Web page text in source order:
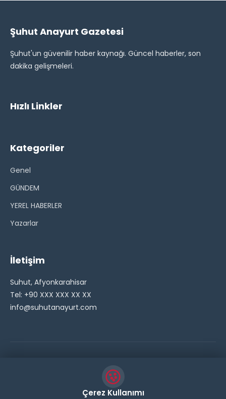
Şuhut Anayurt Gazetesi
Şuhut'un güvenilir haber kaynağı. Güncel haberler, son
dakika gelişmeleri.
Hızlı Linkler
Kategoriler
Genel
GÜNDEM
YEREL HABERLER
Yazarlar
İletişim
Suhut, Afyonkarahisar
Tel: +90 XXX XXX XX XX
info@suhutanayurt.com
Çerez Kullanımı
// Side Widget Resim Fix (Dosya önbelleğini aşmak için